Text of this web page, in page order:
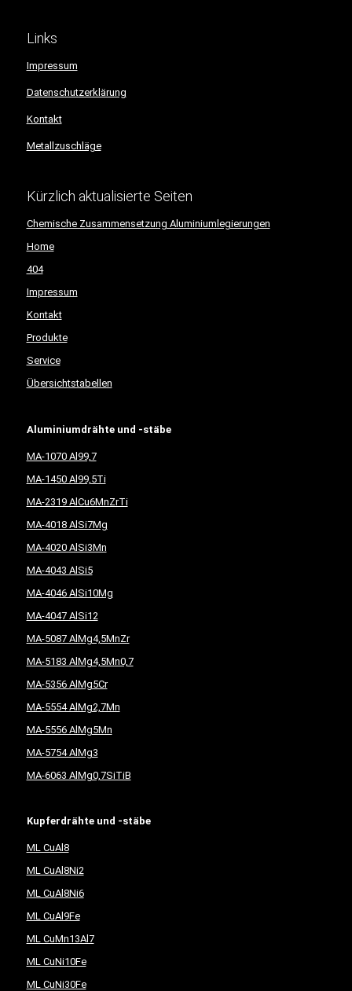
Links
Impressum
Datenschutzerklärung
Kontakt
Metallzuschläge
Kürzlich aktualisierte Seiten
Chemische Zusammensetzung Aluminiumlegierungen
Home
404
Impressum
Kontakt
Produkte
Service
Übersichtstabellen
Aluminiumdrähte und -stäbe
MA-1070 Al99,7
MA-1450 Al99,5Ti
MA-2319 AlCu6MnZrTi
MA-4018 AlSi7Mg
MA-4020 AlSi3Mn
MA-4043 AlSi5
MA-4046 AlSi10Mg
MA-4047 AlSi12
MA-5087 AlMg4,5MnZr
MA-5183 AlMg4,5Mn0,7
MA-5356 AlMg5Cr
MA-5554 AlMg2,7Mn
MA-5556 AlMg5Mn
MA-5754 AlMg3
MA-6063 AlMg0,7SiTiB
Kupferdrähte und -stäbe
ML CuAl8
ML CuAl8Ni2
ML CuAl8Ni6
ML CuAl9Fe
ML CuMn13Al7
ML CuNi10Fe
ML CuNi30Fe